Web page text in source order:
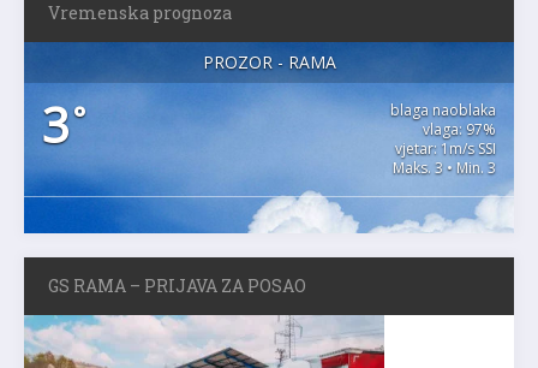
Vremenska prognoza
PROZOR - RAMA
3°
blaga naoblaka
vlaga: 97%
vjetar: 1m/s SSI
Maks. 3 • Min. 3
GS RAMA – PRIJAVA ZA POSAO